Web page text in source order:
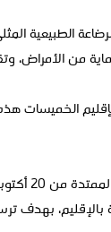
الطبيعية
من الأمراض،
بإقليم
بالإقليم، بهدف